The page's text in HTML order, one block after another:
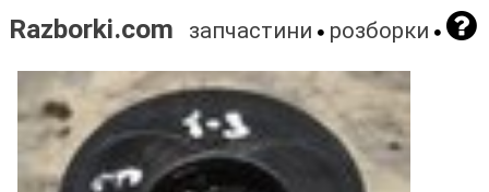
Razborki.com запчастини розборки